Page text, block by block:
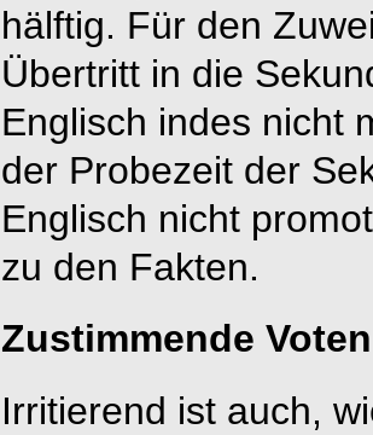
hälftig. Für den
Übertritt in die
Englisch indes nicht
der Probezeit der
Englisch nicht
zu den Fakten.
Zustimmende Voten
Irritierend ist auch,